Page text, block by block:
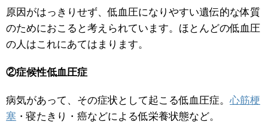
原因がはっきりせず、低血圧になりやすい遺伝的な体質
のためにおこると考えられています。ほとんどの低血圧
の人はこれにあてはまります。
②症候性低血圧症
病気があって、その症状として起こる低血圧症。 心筋梗
塞 ・寝たきり・癌などによる低栄養状態など。